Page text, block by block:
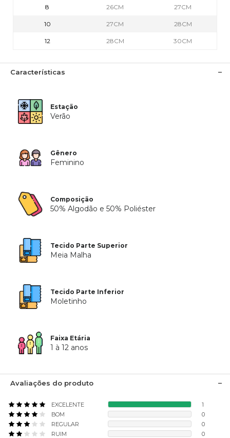
8 26CM 27CM
10 27CM 28CM
12 28CM 30CM
Características
Estação
Verão
Gênero
Feminino
Composição
50% Algodão e 50% Poliéster
Tecido Parte Superior
Meia Malha
Tecido Parte Inferior
Moletinho
Faixa Etária
1 à 12 anos
Avaliações do produto
EXCELENTE
1
BOM
0
REGULAR
0
RUIM
0